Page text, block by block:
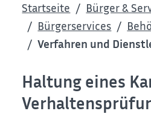
Startseite
Bürger &
Bürgerservices
Verfahren und
Haltung eines